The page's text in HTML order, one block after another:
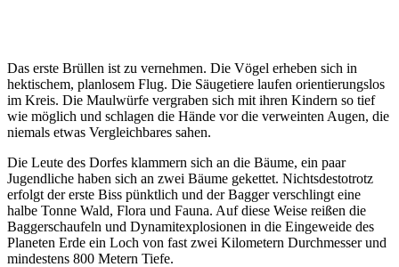
Das erste Brüllen ist zu vernehmen. Die Vögel erheben sich in
hektischem, planlosem Flug. Die Säugetiere laufen orientierungslos
im Kreis. Die Maulwürfe vergraben sich mit ihren Kindern so tief
wie möglich und schlagen die Hände vor die verweinten Augen, die
niemals etwas Vergleichbares sahen.
Die Leute des Dorfes klammern sich an die Bäume, ein paar
Jugendliche haben sich an zwei Bäume gekettet. Nichtsdestotrotz
erfolgt der erste Biss pünktlich und der Bagger verschlingt eine
halbe Tonne Wald, Flora und Fauna. Auf diese Weise reißen die
Baggerschaufeln und Dynamitexplosionen in die Eingeweide des
Planeten Erde ein Loch von fast zwei Kilometern Durchmesser und
mindestens 800 Metern Tiefe.